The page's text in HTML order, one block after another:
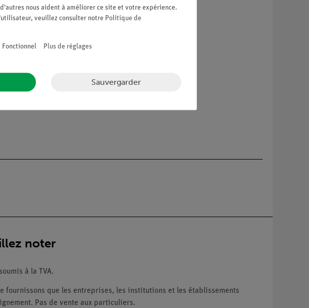
noter
à la TVA.
fournissons que les entreprises, les institutions et les établissements
Pas de vente aux particuliers.
nous aident à améliorer ce site et votre expérience.
veuillez consulter notre Politique de
Fonctionnel Plus de réglages
Sauvergarder